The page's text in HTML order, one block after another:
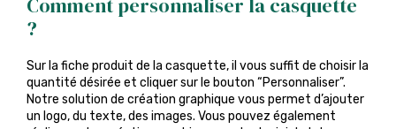
Comment personnaliser la casquette
?
Sur la fiche produit de la casquette, il vous suffit de choisir la
quantité désirée et cliquer sur le bouton “Personnaliser”.
Notre solution de création graphique vous permet d’ajouter
un logo, du texte, des images. Vous pouvez également